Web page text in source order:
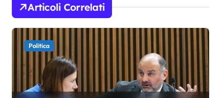
n
Articoli Correlati
Politica